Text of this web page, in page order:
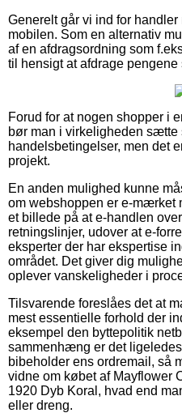
Generelt går vi ind for
mobilen. Som en alternativ
af en afdragsordning som
til hensigt at afdrage pengene
Forud for at nogen shopper i
bør man i virkeligheden
handelsbetingelser, men det
projekt.
En anden mulighed kunne
om webshoppen er e-mærket
et billede på at e-handlen
retningslinjer, udover at e-
eksperter der har ekspertise
området. Det giver dig
oplever vanskeligheder i
Tilsvarende foreslåes det at
mest essentielle forhold der
eksempel den byttepolitik
sammenhæng er det
bibeholder ens ordremail, så
vidne om købet af Mayflower
1920 Dyb Koral, hvad end
eller dreng.